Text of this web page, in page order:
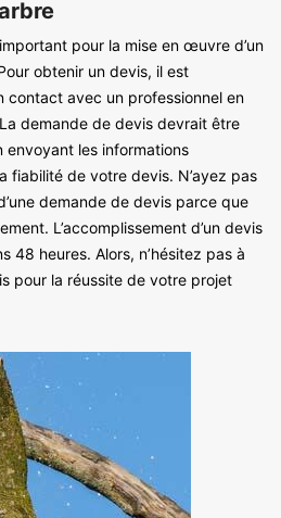
pour la mise en œuvre d’un
obtenir un devis, il est
contact avec un professionnel en
demande de devis devrait être
envoyant les informations
fiabilité de votre devis. N’ayez pas
demande de devis parce que
L’accomplissement d’un devis
48 heures. Alors, n’hésitez pas à
pour la réussite de votre projet